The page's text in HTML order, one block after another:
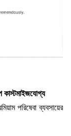
কাস্টমাইজযোগ্য
পরিষেবা ব্যবসায়ের